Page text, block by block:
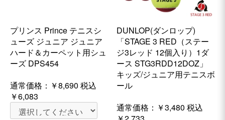
プリンス Prince テニスシ
ューズ ジュニア ジュニア
ハード＆カーペット用シュ
ーズ DPS454
通常価格： ￥8,690 税込
￥6,083
DUNLOP(ダンロップ)
「STAGE 3 RED（ステー
ジ3レッド 12個入り）1ダ
ース STG3RDD12DOZ」
キッズ/ジュニア用テニスボ
ール
通常価格：￥3,480 税込